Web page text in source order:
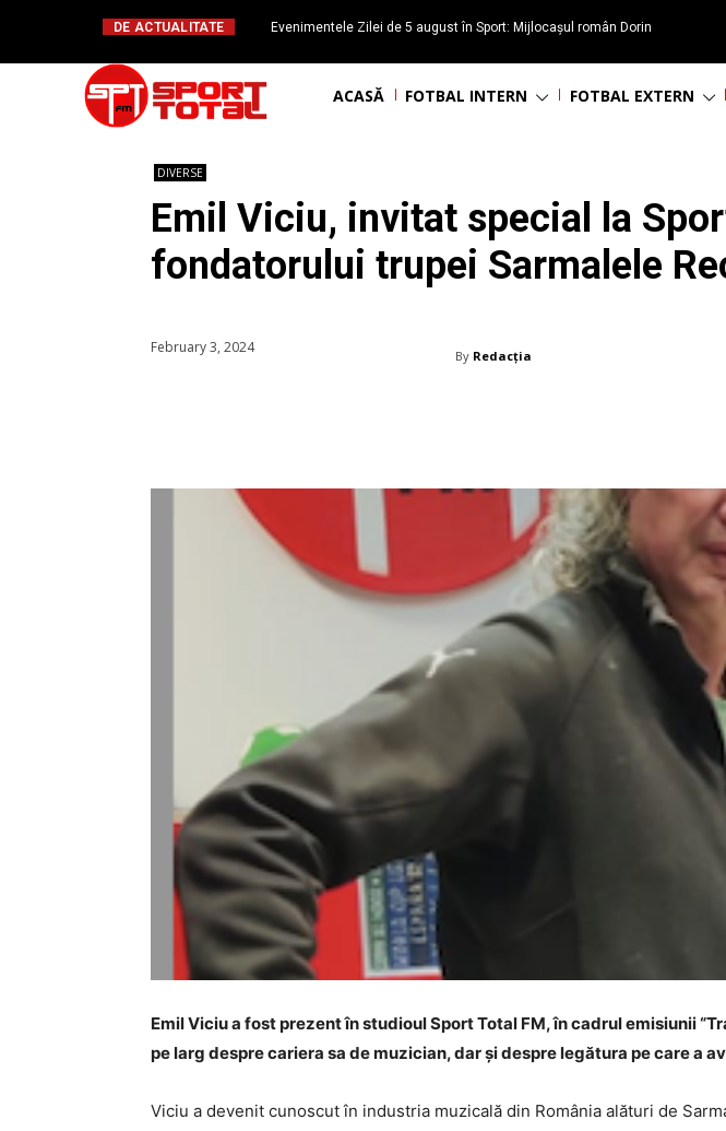
DE ACTUALITATE
Evenimentele Zilei de 5 august în Sport: Mijlocașul român Dorin
ACASĂ FOTBAL INTERN FOTBAL EXTERN
DIVERSE
Emil Viciu, invitat special la
fondatorului trupei Sarmalele
February 3, 2024 By Redacția
Emil Viciu a fost prezent în studioul Sport Total FM, în cadrul emisiunii
pe larg despre cariera sa de muzician, dar și despre legătura pe care a
Viciu a devenit cunoscut în industria muzicală din România alături de